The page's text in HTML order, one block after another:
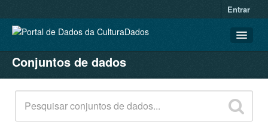
Entrar
CONJUNTOS DE DADOS
ORGANIZAÇÕES
GRUPOS
SOBRE
Conjuntos de dados